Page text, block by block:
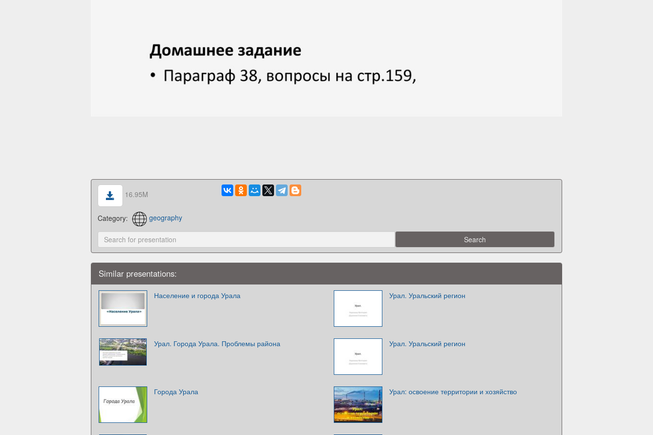
16.95M
Category: geography
Similar presentations:
Население и города Урала Урал. Уральский регион
Урал. Города Урала. Проблемы района Урал. Уральский регион
Города Урала Урал: освоение территории и хозяйство